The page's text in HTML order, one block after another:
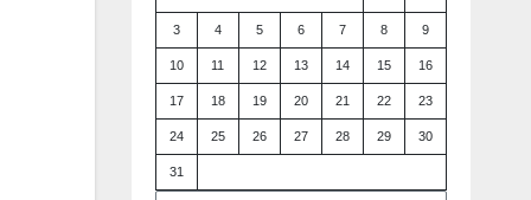
3 4 5 6 7 8 9
10 11 12 13 14 15 16
17 18 19 20 21 22 23
24 25 26 27 28 29 30
31